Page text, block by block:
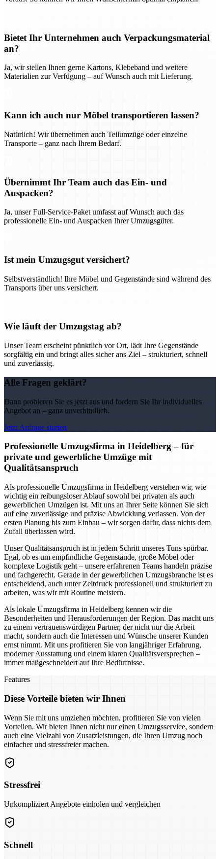
Bietet Ihr Unternehmen auch Verpackungsmaterial
an?
Ja, wir stellen Ihnen gerne Kartons, Klebeband und weitere
Materialien zur Verfügung – auf Wunsch auch mit Lieferung.
Kann ich auch nur Möbel transportieren lassen?
Natürlich! Wir übernehmen auch Teilumzüge oder einzelne
Transporte – ganz nach Ihrem Bedarf.
Übernimmt Ihr Team auch das Ein- und
Auspacken?
Ja, unser Full-Service-Paket umfasst auf Wunsch auch das
professionelle Ein- und Auspacken Ihrer Umzugsgüter.
Ist mein Umzugsgut versichert?
Selbstverständlich! Ihre Möbel und Gegenstände sind während des
Transports über uns versichert.
Wie läuft der Umzugstag ab?
Unser Team erscheint pünktlich vor Ort, lädt Ihre Gegenstände
sorgfältig ein und bringt alles sicher ans Ziel – strukturiert, schnell
und zuverlässig.
Alle Fragen geklärt?
Dann probieren Sie es jetzt aus und fordern Sie Ihr individuelles
Angebot an – ganz unverbindlich.
Jetzt Anfrage starten
Professionelle Umzugsfirma in Heidelberg – für
private und gewerbliche Umzüge mit
Qualitätsanspruch
Als professionelle Umzugsfirma in Heidelberg verstehen wir, wie
wichtig ein reibungsloser Ablauf sowohl bei privaten als auch
gewerblichen Umzügen ist. Mit uns an Ihrer Seite können Sie sich
auf eine zuverlässige und präzise Abwicklung verlassen. Von der
ersten Planung bis zum Einbau – wir sorgen dafür, dass nichts dem
Zufall überlassen wird.
Unser Qualitätsanspruch ist in jedem Schritt unseres Tuns spürbar.
Egal, ob es um empfindliche Gegenstände, große Möbel oder
komplexe Logistik geht – unsere erfahrenen Teams handeln präzise
und fachgerecht. Gerade in der gewerblichen Umzugsbranche ist es
entscheidend, auch unter Zeitdruck professionell und strukturiert zu
arbeiten, was wir mit Routine meistern.
Als lokale Umzugsfirma in Heidelberg kennen wir die
Besonderheiten und Herausforderungen der Region. Das macht uns
zu einem vertrauenswürdigen Partner, der nicht nur die Arbeit
macht, sondern auch die Interessen und Wünsche unserer Kunden
ernst nimmt. Mit uns profitieren Sie von langjähriger Erfahrung,
moderner Ausstattung und einem klaren Qualitätsversprechen –
immer maßgeschneidert auf Ihre Bedürfnisse.
Features
Diese Vorteile bieten wir Ihnen
Wenn Sie mit uns umziehen möchten, profitieren Sie von vielen
Vorteilen. Wir bieten Ihnen nicht nur einen Umzugsservice, sondern
auch eine Vielzahl von Zusatzleistungen, die Ihren Umzug noch
einfacher und stressfreier machen.
Stressfrei
Unkompliziert Angebote einholen und vergleichen
Schnell